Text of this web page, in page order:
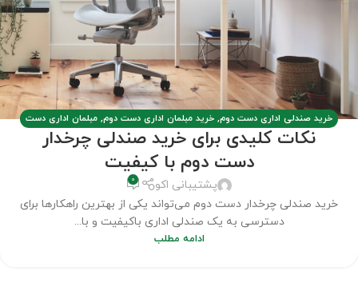
خرید صندلی اداری دست دوم, خرید مبلمان اداری دست دوم, مبلمان اداری دست
دوم ,مطالب
نکات کلیدی برای خرید صندلی چرخدار
دست دوم با کیفیت
پشتیبانی اکو 0
خرید صندلی چرخدار دست دوم می‌تواند یکی از بهترین راهکارها برای
دسترسی به یک صندلی اداری باکیفیت و با...
ادامه مطلب